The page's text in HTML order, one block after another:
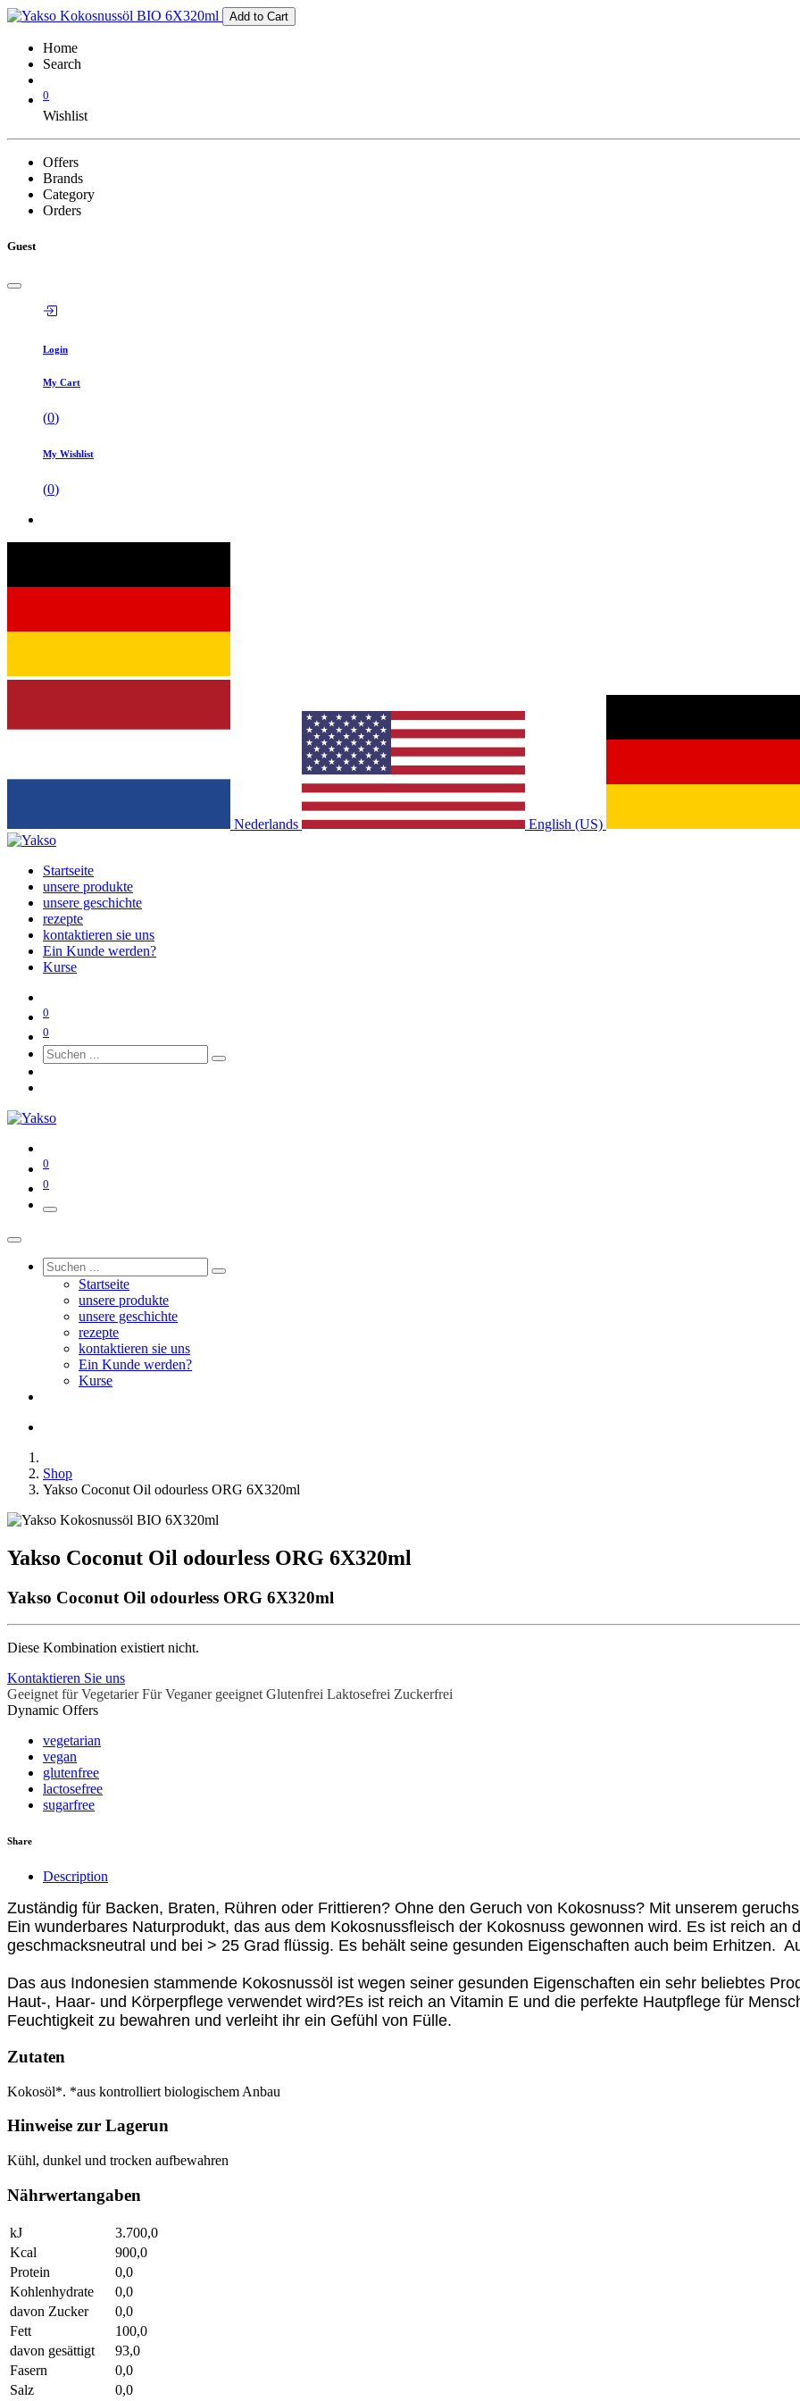
Add to Cart
Home
Search
0
Wishlist
Offers
Brands
Category
Orders
Guest
Login
My Cart
(0)
My Wishlist
(0)
Nederlands English (US)
Startseite
unsere produkte
unsere geschichte
rezepte
kontaktieren sie uns
Ein Kunde werden?
Kurse
0
0
0
0
Startseite
unsere produkte
unsere geschichte
rezepte
kontaktieren sie uns
Ein Kunde werden?
Kurse
Shop
Yakso Coconut Oil odourless ORG 6X320ml
Yakso Coconut Oil odourless ORG 6X320ml
Yakso Coconut Oil odourless ORG 6X320ml
Diese Kombination existiert nicht.
Kontaktieren Sie uns
Geeignet für Vegetarier Für Veganer geeignet Glutenfrei Laktosefrei Zuckerfrei
Dynamic Offers
vegetarian
vegan
glutenfree
lactosefree
sugarfree
Share
Description
Zuständig für Backen, Braten, Rühren oder Frittieren? Ohne den Geruch von Kokosnuss? Mit unserem
Ein wunderbares Naturprodukt, das aus dem Kokosnussfleisch der Kokosnuss gewonnen wird. Es ist reich an
geschmacksneutral und bei > 25 Grad flüssig. Es behält seine gesunden Eigenschaften auch beim Erhitzen.
Das aus Indonesien stammende Kokosnussöl ist wegen seiner gesunden Eigenschaften ein sehr beliebtes
Haut-, Haar- und Körperpflege verwendet wird?Es ist reich an Vitamin E und die perfekte Hautpflege für
Feuchtigkeit zu bewahren und verleiht ihr ein Gefühl von Fülle.
Zutaten
Kokosöl*. *aus kontrolliert biologischem Anbau
Hinweise zur Lagerun
Kühl, dunkel und trocken aufbewahren
Nährwertangaben
kJ
3.700,0
Kcal
900,0
Protein
0,0
Kohlenhydrate
0,0
davon Zucker
0,0
Fett
100,0
davon gesättigt
93,0
Fasern
0,0
Salz
0,0